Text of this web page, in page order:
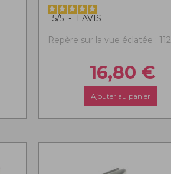
5/5 - 1AVIS
Repère sur la vue éclatée : 112
16,80 €
Ajouter au panier